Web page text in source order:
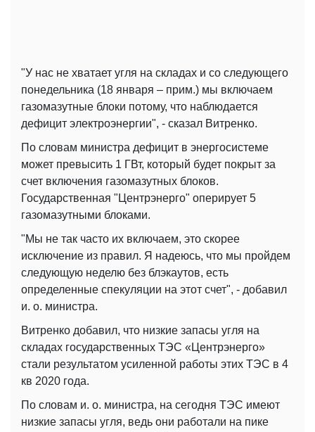
"У нас не хватает угля на складах и со следующего
понедельника (18 января – прим.) мы включаем
газомазутные блоки потому, что наблюдается
дефицит электроэнергии", - сказал Витренко.
По словам министра дефицит в энергосистеме
может превысить 1 ГВт, который будет покрыт за
счет включения газомазутных блоков.
Государственная "Центрэнерго" оперирует 5
газомазутными блоками.
"Мы не так часто их включаем, это скорее
исключение из правил. Я надеюсь, что мы пройдем
следующую неделю без блэкаутов, есть
определенные спекуляции на этот счет", - добавил
и. о. министра.
Витренко добавил, что низкие запасы угля на
складах государственных ТЭС «Центрэнерго»
стали результатом усиленной работы этих ТЭС в 4
кв 2020 года.
По словам и. о. министра, на сегодня ТЭС имеют
низкие запасы угля, ведь они работали на пике